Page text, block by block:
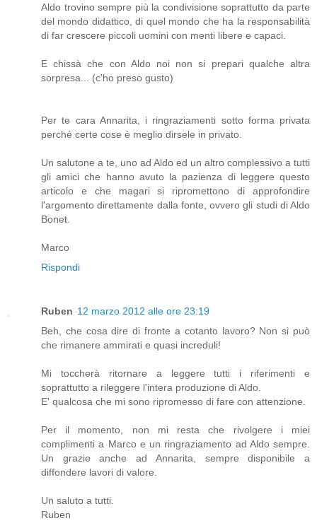
Aldo trovino sempre più la condivisione soprattutto da parte
del mondo didattico, di quel mondo che ha la responsabilità
di far crescere piccoli uomini con menti libere e capaci.
E chissà che con Aldo noi non si prepari qualche altra
sorpresa... (c'ho preso gusto)
Per te cara Annarita, i ringraziamenti sotto forma privata
perché certe cose è meglio dirsele in privato.
Un salutone a te, uno ad Aldo ed un altro complessivo a tutti
gli amici che hanno avuto la pazienza di leggere questo
articolo e che magari si ripromettono di approfondire
l'argomento direttamente dalla fonte, ovvero gli studi di Aldo
Bonet.
Marco
Rispondi
Ruben 12 marzo 2012 alle ore 23:19
Beh, che cosa dire di fronte a cotanto lavoro? Non si può
che rimanere ammirati e quasi increduli!
Mi toccherà ritornare a leggere tutti i riferimenti e
soprattutto a rileggere l'intera produzione di Aldo.
E' qualcosa che mi sono ripromesso di fare con attenzione.
Per il momento, non mi resta che rivolgere i miei
complimenti a Marco e un ringraziamento ad Aldo sempre.
Un grazie anche ad Annarita, sempre disponibile a
diffondere lavori di valore.
Un saluto a tutti.
Ruben